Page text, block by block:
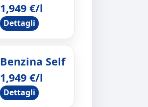
1,949 €/l
Dettagli
Benzina Self
1,949 €/l
Dettagli